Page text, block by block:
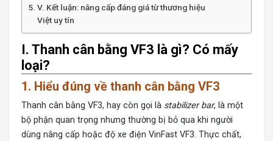
V. Kết luận: nâng cấp đáng giá từ thương hiệu
Việt uy tín
I. Thanh cân bằng VF3 là gì? Có mấy
loại?
1. Hiểu đúng về thanh cân bằng VF3
Thanh cân bằng VF3, hay còn gọi là stabilizer bar, là một
bộ phận quan trọng nhưng thường bị bỏ qua khi người
dùng nâng cấp hoặc độ xe điện VinFast VF3. Thực chất,